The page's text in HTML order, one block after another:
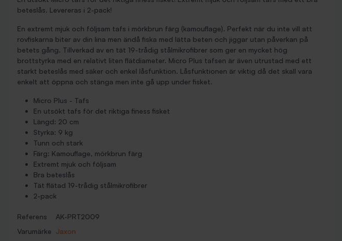
View large image
beteslås. Levereras i 2-pack!
En extremt mjuk och följsam tafs i mörkbrun färg (kamouflage). Perfekt när du inte vill att
rovfiskarna biter av din lina men ändå fiska med lätta beten och jiggar utan påverkan på
betets gång. Tillverkad av en tät 19-trådig stålmikrofibrer som ger en mycket hög
brottstyrka med en relativt liten flätdiameter. Micro Plus tafsen är även utrustad med ett
starkt beteslås med säker och enkel låsfunktion. Låsfunktionen är viktig då det skall vara
enkelt att öppna och stänga men inte gå upp under fisket.
Micro Plus - Tafs
En utsökt tafs för det riktiga finess fisket
Längd: 20 cm
Styrka: 9 kg
Tunn och stark
Färg: Kamouflage, mörkbrun färg
Extremt mjuk och följsam
Bra beteslås
Tät flätad 19-trådig stålmikrofibrer
2-pack
Referens
AK-PRT2009
Varumärke Jaxon